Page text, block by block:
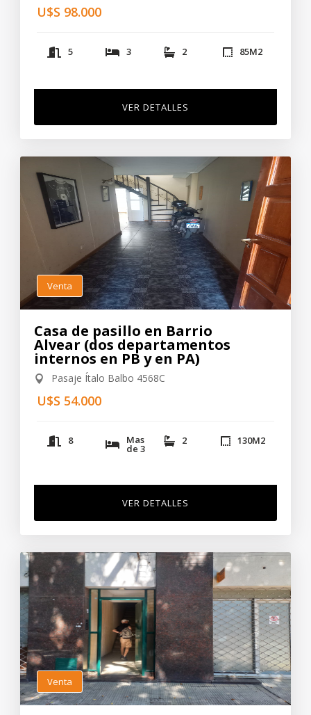
U$S 98.000
5 3 2 85M2
VER DETALLES
Venta
Casa de pasillo en Barrio
Alvear (dos departamentos
internos en PB y en PA)
Pasaje Ítalo Balbo 4568C
U$S 54.000
8 Mas
de 3
2 130M2
VER DETALLES
Venta